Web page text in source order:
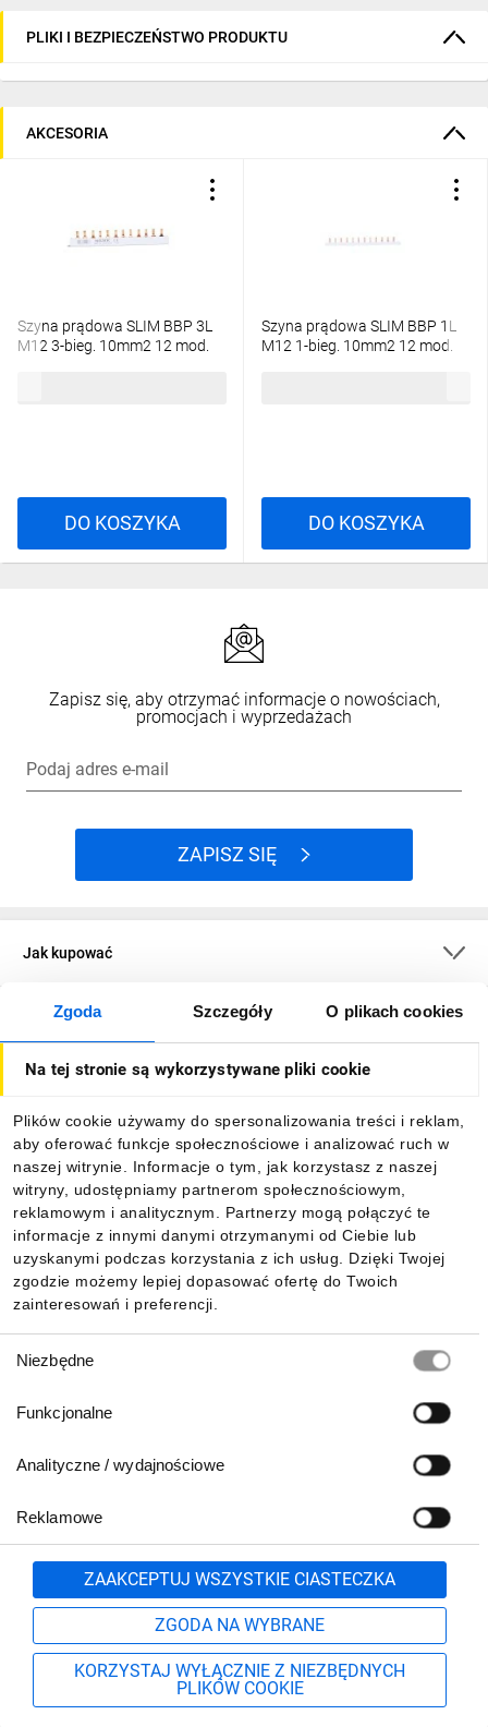
Zgoda Szczegóły O plikach cookies
Na tej stronie są wykorzystywane pliki cookie
Plików cookie używamy do spersonalizowania treści i reklam,
aby oferować funkcje społecznościowe i analizować ruch w
naszej witrynie. Informacje o tym, jak korzystasz z naszej
witryny, udostępniamy partnerom społecznościowym,
reklamowym i analitycznym. Partnerzy mogą połączyć te
informacje z innymi danymi otrzymanymi od Ciebie lub
uzyskanymi podczas korzystania z ich usług. Dzięki Twojej
zgodzie możemy lepiej dopasować ofertę do Twoich
zainteresowań i preferencji.
zgody
Niezbędne
Funkcjonalne
Analityczne / wydajnościowe
Reklamowe
ZAAKCEPTUJ WSZYSTKIE CIASTECZKA
ZGODA NA WYBRANE
KORZYSTAJ WYŁĄCZNIE Z NIEZBĘDNYCH
PLIKÓW COOKIE
PLIKI I BEZPIECZEŃSTWO PRODUKTU
AKCESORIA
Szyna prądowa SLIM BBP 3L
M12 3-bieg. 10mm2 12 mod.
DO KOSZYKA
Szyna prądowa SLIM BBP 1L
M12 1-bieg. 10mm2 12 mod.
DO KOSZYKA
Zapisz się, aby otrzymać informacje o nowościach,
promocjach i wyprzedażach
Podaj adres e-mail
ZAPISZ SIĘ
Jak kupować
O firmie
Informacje
Pobierz naszą aplikację mobilną:
801 500 700 lub
71 37 61 600
Formularz kontaktowy